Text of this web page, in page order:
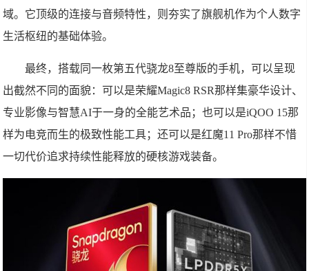
域。它顶级的连接与音频特性，则夯实了旗舰机作为个人数字
生活枢纽的基础体验。
最终，搭载同一枚第五代骁龙8至尊版的手机，可以呈现
出截然不同的面貌：可以是荣耀Magic8 RSR那样集豪华设计、
专业影像与智慧AI于一身的全能艺术品；也可以是iQOO 15那
样为电竞而生的极致性能工具；还可以是红魔11 Pro那样不惜
一切代价追求持续性能释放的硬核游戏装备。